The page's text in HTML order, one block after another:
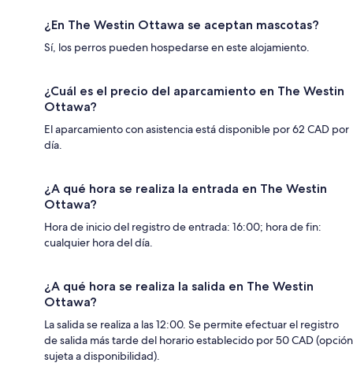
¿En The Westin Ottawa se aceptan mascotas?
Sí, los perros pueden hospedarse en este alojamiento.
¿Cuál es el precio del aparcamiento en The Westin
Ottawa?
El aparcamiento con asistencia está disponible por 62 CAD por
día.
¿A qué hora se realiza la entrada en The Westin
Ottawa?
Hora de inicio del registro de entrada: 16:00; hora de fin:
cualquier hora del día.
¿A qué hora se realiza la salida en The Westin
Ottawa?
La salida se realiza a las 12:00. Se permite efectuar el registro
de salida más tarde del horario establecido por 50 CAD (opción
sujeta a disponibilidad).